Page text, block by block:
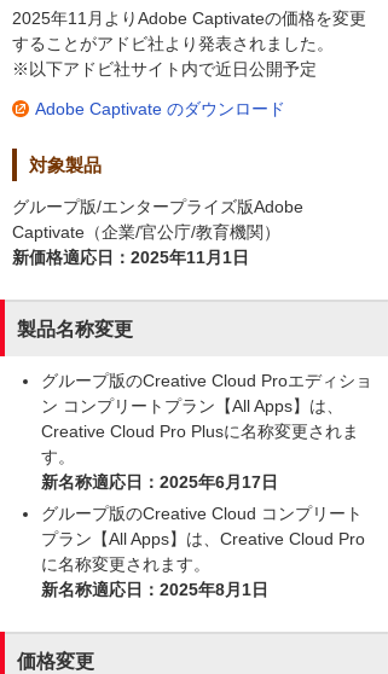
2025年11月よりAdobe Captivateの価格を変更
することがアドビ社より発表されました。
※以下アドビ社サイト内で近日公開予定
Adobe Captivate のダウンロード
対象製品
グループ版/エンタープライズ版Adobe
Captivate（企業/官公庁/教育機関）
新価格適応日：2025年11月1日
製品名称変更
グループ版のCreative Cloud Proエディショ
ン コンプリートプラン【All Apps】は、
Creative Cloud Pro Plusに名称変更されま
す。
新名称適応日：2025年6月17日
グループ版のCreative Cloud コンプリート
プラン【All Apps】は、Creative Cloud Pro
に名称変更されます。
新名称適応日：2025年8月1日
価格変更